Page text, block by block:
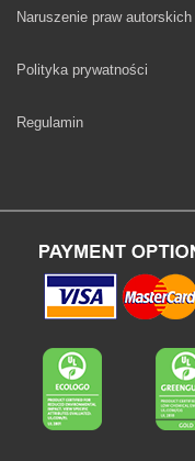
Naruszenie praw autorskich
Polityka prywatności
Regulamin